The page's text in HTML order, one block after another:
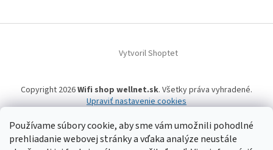
Používame súbory cookie, aby sme vám umožnili pohodlné
prehliadanie webovej stránky a vďaka analýze neustále
Vytvoril Shoptet
Copyright 2026Wifi shop wellnet.sk. Všetky práva vyhradené.
Upraviť nastavenie cookies
Wifi shop wellnet.sk prevádzkuje spoločnosť WELLNET, s.r.o.,IČO: 36484610,